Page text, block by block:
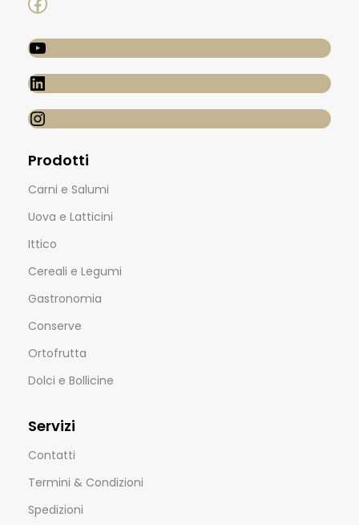
Prodotti
Carni e Salumi
Uova e Latticini
Ittico
Cereali e Legumi
Gastronomia
Conserve
Ortofrutta
Dolci e Bollicine
Servizi
Contatti
Termini & Condizioni
Spedizioni